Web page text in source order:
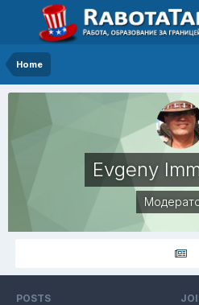
Home
Evgeny
POSTS